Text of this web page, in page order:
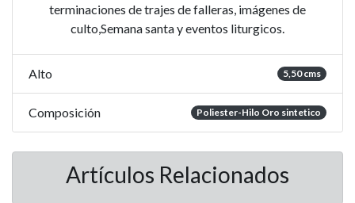
terminaciones de trajes de falleras, imágenes de
culto,Semana santa y eventos liturgicos.
Alto 5,50 cms
Composición Poliester-Hilo Oro sintetico
Artículos Relacionados